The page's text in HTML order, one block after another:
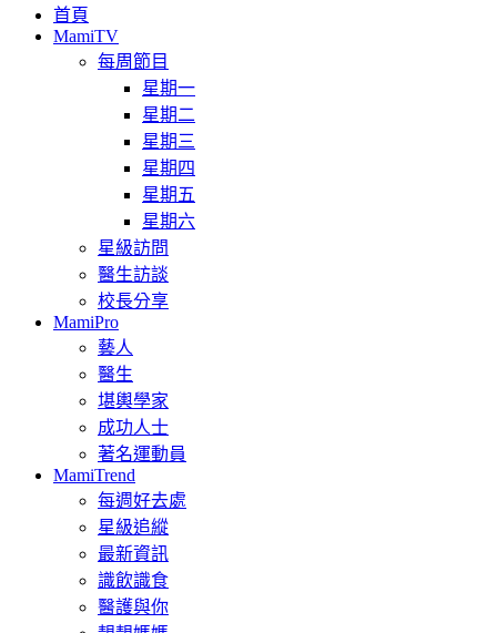
首頁
MamiTV
每周節目
星期一
星期二
星期三
星期四
星期五
星期六
星級訪問
醫生訪談
校長分享
MamiPro
藝人
醫生
堪輿學家
成功人士
著名運動員
MamiTrend
每週好去處
星級追縱
最新資訊
識飲識食
醫護與你